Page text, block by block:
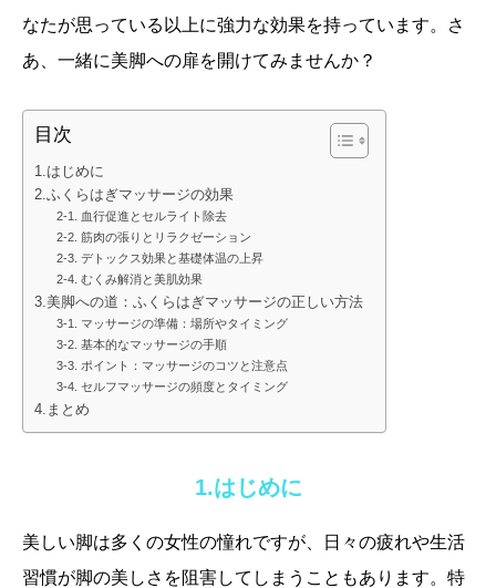
なたが思っている以上に強力な効果を持っています。さ
あ、一緒に美脚への扉を開けてみませんか？
目次
1.はじめに
2.ふくらはぎマッサージの効果
2-1. 血行促進とセルライト除去
2-2. 筋肉の張りとリラクゼーション
2-3. デトックス効果と基礎体温の上昇
2-4. むくみ解消と美肌効果
3.美脚への道：ふくらはぎマッサージの正しい方法
3-1. マッサージの準備：場所やタイミング
3-2. 基本的なマッサージの手順
3-3. ポイント：マッサージのコツと注意点
3-4. セルフマッサージの頻度とタイミング
4.まとめ
1.はじめに
美しい脚は多くの女性の憧れですが、日々の疲れや生活
習慣が脚の美しさを阻害してしまうこともあります。特